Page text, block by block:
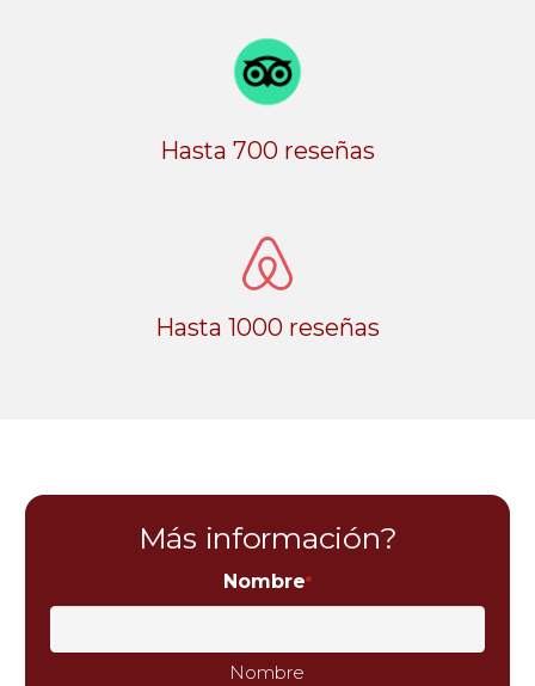
Hasta 700 reseñas
Hasta 1000 reseñas
Más información?
Nombre*
Nombre